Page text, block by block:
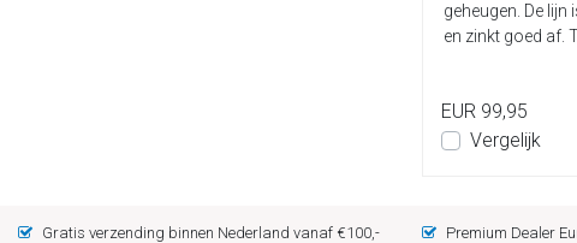
geheugen. De
en zinkt goed af.
EUR 99,95
Vergelijk
Gratis verzending binnen Nederland vanaf €100,- Premium Dealer